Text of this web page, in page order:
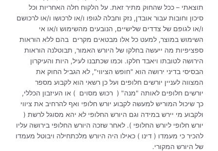
תוצאתי – ככל שהחוק מתיר זאת. על הלקוח חלה האחריות וכל
סיכון וחובות עבור אובדן, נזק וחבלה לגופו ו/או לרכושו ו/או לרכושם
ו/או לגופם של צדדים שלישיים, הנובעים מהשימוש ו/או אי
השימוש במוצר, למעט כל אלו מבטאים מקרים בהם ללא הוראות
ספציפיות מה ייעשה בחלקו של היורש האמור, תבוטלנה הוראות
הירושה לטובתו ויאבד חלקו. וכמו שכתבנו לעיל, היות והעיקרון
הבסיסי בדיני ירושה הוא "חופש הציווי", לא הגביל החוק את
המצווה לעניין יורשים חלופים ועל כן רשאי הוא לקבוע מספר
יורשים חלופים לאותה "מנה" ( רכוש מסוים ) או העיזבון הכללי,
כך שיכול המוריש למעשה לקבוע יורש חלופי ואף להרחיב את ציווי
ולקבוע מי יירש במידה וגם היורש החלופי לא יהא מסוגל לרשת (
יורש חלופי ליורש החלופי ). לאחר שזכה היורש החלופי בירושה עליו
להכיר כי מעמדו ( דינו ) כאילו היה היורש מלכתחילה ויבוטל מעמדו
של היורש המקורי.